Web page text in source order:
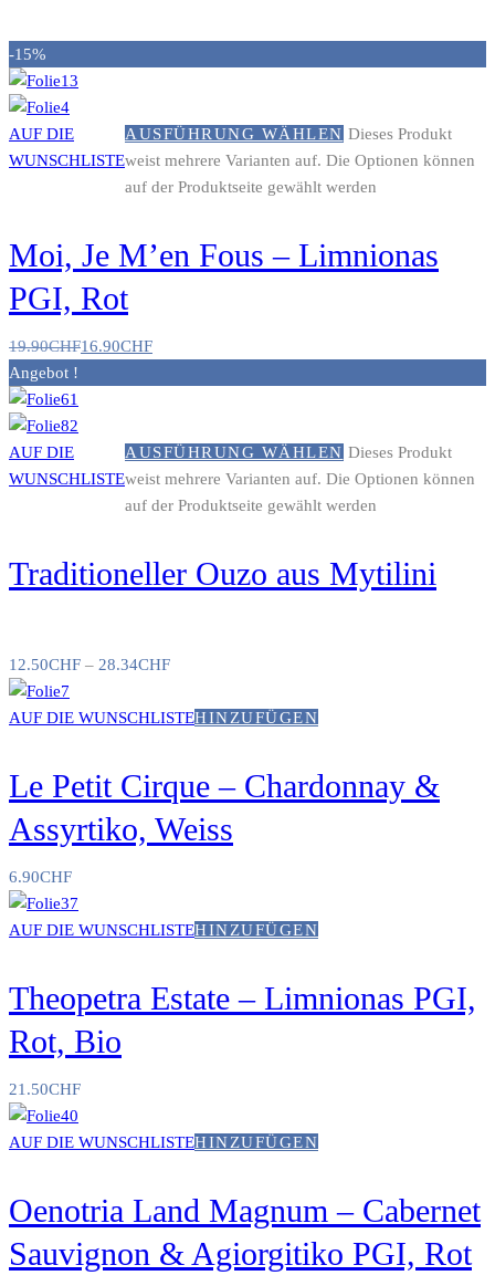
-15%
AUF DIE
WUNSCHLISTE
AUSFÜHRUNG WÄHLEN Dieses Produkt
weist mehrere Varianten auf. Die Optionen können
auf der Produktseite gewählt werden
Moi, Je M’en Fous – Limnionas
PGI, Rot
19.90CHF16.90CHF
Angebot !
AUF DIE
WUNSCHLISTE
AUSFÜHRUNG WÄHLEN Dieses Produkt
weist mehrere Varianten auf. Die Optionen können
auf der Produktseite gewählt werden
Traditioneller Ouzo aus Mytilini
12.50CHF – 28.34CHF
AUF DIE WUNSCHLISTEHINZUFÜGEN
Le Petit Cirque – Chardonnay &
Assyrtiko, Weiss
6.90CHF
AUF DIE WUNSCHLISTEHINZUFÜGEN
Theopetra Estate – Limnionas PGI,
Rot, Bio
21.50CHF
AUF DIE WUNSCHLISTEHINZUFÜGEN
Oenotria Land Magnum – Cabernet
Sauvignon & Agiorgitiko PGI, Rot